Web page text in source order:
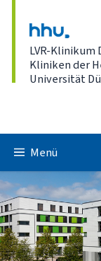
LVR-Klinikum
Kliniken der
Universität
Menü